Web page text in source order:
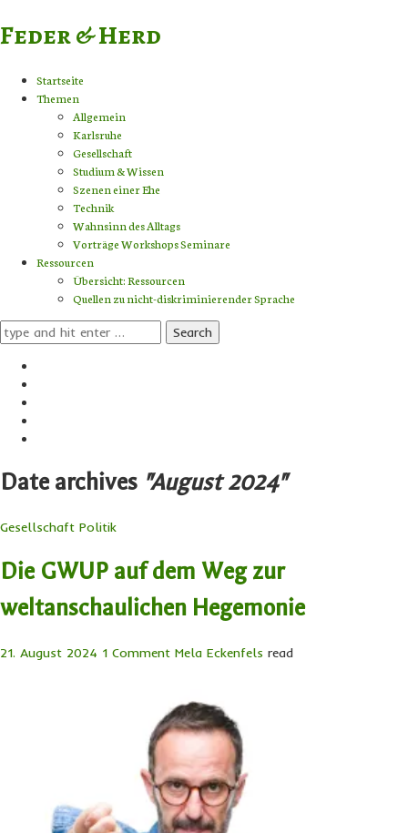
Feder & Herd
Startseite
Themen
Allgemein
Karlsruhe
Gesellschaft
Studium & Wissen
Szenen einer Ehe
Technik
Wahnsinn des Alltags
Vorträge Workshops Seminare
Ressourcen
Übersicht: Ressourcen
Quellen zu nicht-diskriminierender Sprache
Search
for:
Date archives "August 2024"
Gesellschaft Politik
Die GWUP auf dem Weg zur
weltanschaulichen Hegemonie
21. August 2024 1 Comment Mela Eckenfels read